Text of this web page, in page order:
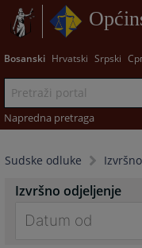
Bosanski Hrvatski Srpski
Napredna pretraga
Sudske odluke
Izvršno odjeljenje